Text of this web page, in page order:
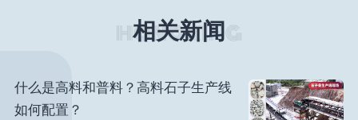
相关新闻
什么是高料和普料？高料石子生产线
如何配置？